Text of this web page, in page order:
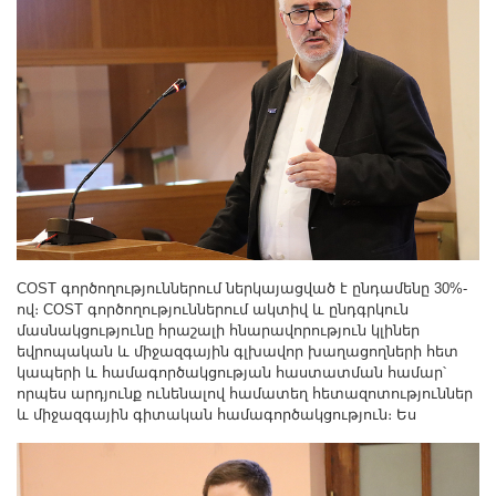
COST գործողություններում ներկայացված է ընդամենը 30%-
ով։ COST գործողություններում ակտիվ և ընդգրկուն
մասնակցությունը հրաշալի հնարավորություն կլիներ
եվրոպական և միջազգային գլխավոր խաղացողների հետ
կապերի և համագործակցության հաստատման համար՝
որպես արդյունք ունենալով համատեղ հետազոտություններ
և միջազգային գիտական համագործակցություն։ Ես